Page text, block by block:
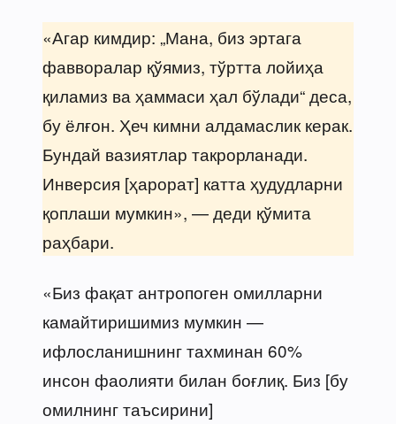
«Агар кимдир: „Мана, биз эртага
фавворалар қўямиз, тўртта лойиҳа
қиламиз ва ҳаммаси ҳал бўлади“ деса,
бу ёлғон. Ҳеч кимни алдамаслик керак.
Бундай вазиятлар такрорланади.
Инверсия [ҳарорат] катта ҳудудларни
қоплаши мумкин», — деди қўмита
раҳбари.
«Биз фақат антропоген омилларни
камайтиришимиз мумкин —
ифлосланишнинг тахминан 60%
инсон фаолияти билан боғлиқ. Биз [бу
омилнинг таъсирини]